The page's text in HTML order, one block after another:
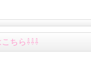
ちら⇩⇩⇩